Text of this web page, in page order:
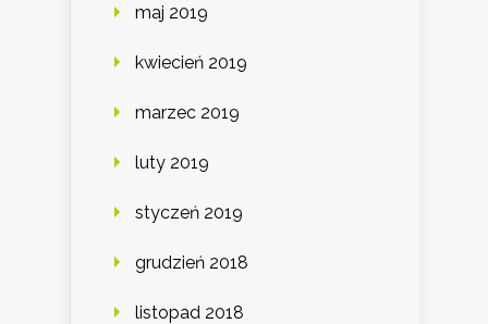
maj 2019
kwiecień 2019
marzec 2019
luty 2019
styczeń 2019
grudzień 2018
listopad 2018